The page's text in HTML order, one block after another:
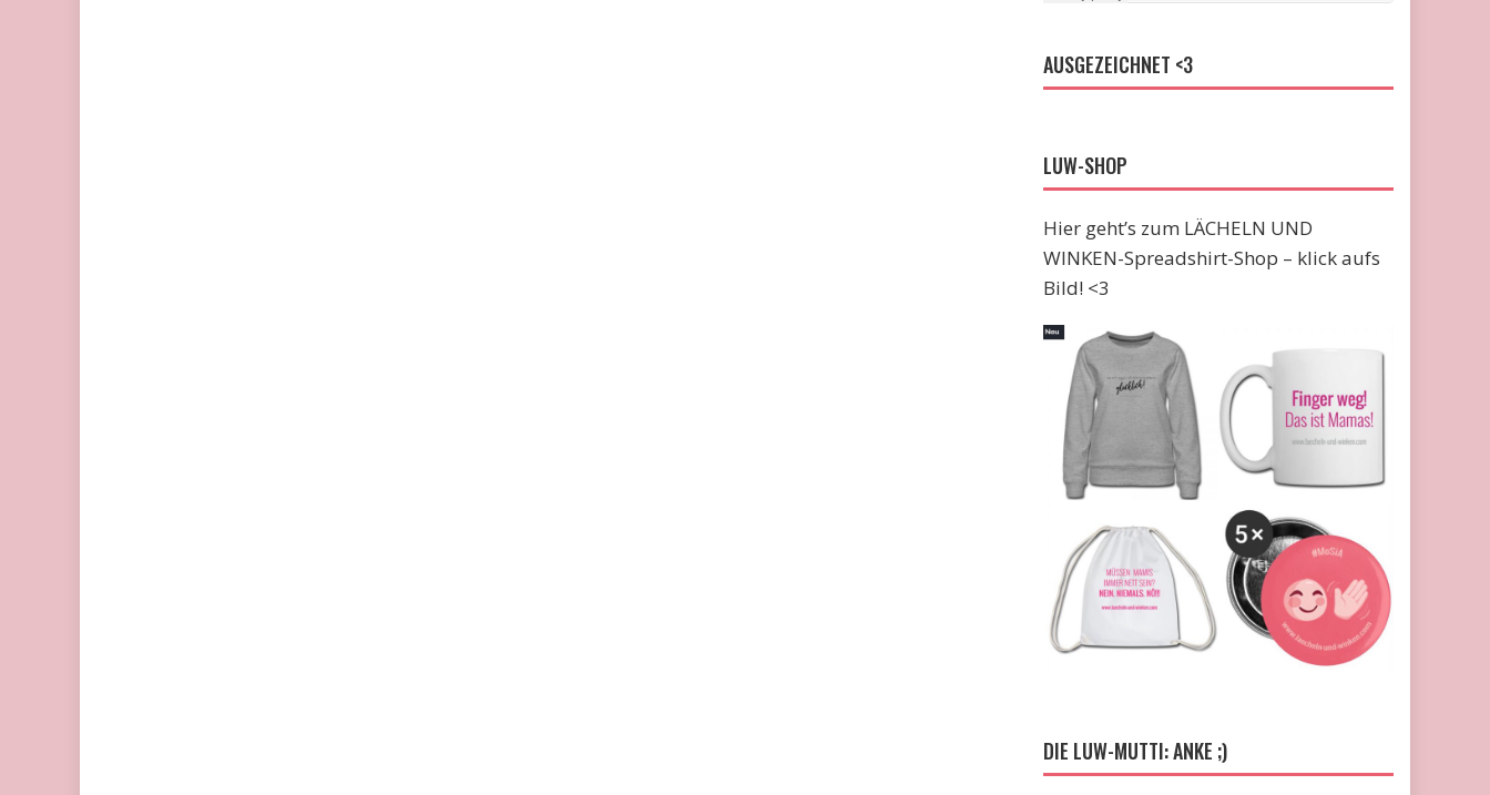
AUSGEZEICHNET <3
LUW-SHOP
Hier geht’s zum LÄCHELN UND
WINKEN-Spreadshirt-Shop – klick aufs
Bild! <3
DIE LUW-MUTTI: ANKE ;)